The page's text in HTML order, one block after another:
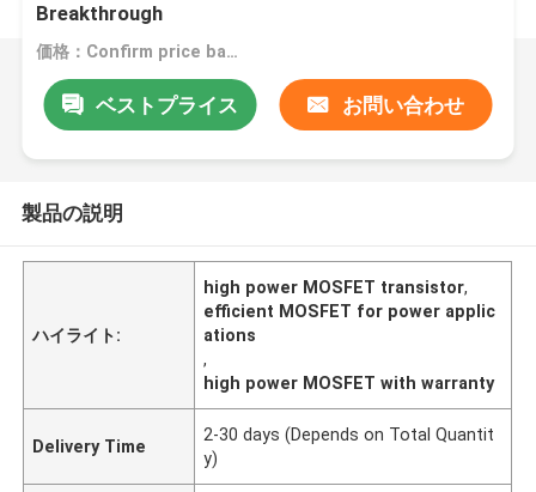
Breakthrough
価格：Confirm price based on product
ベストプライス お問い合わせ
製品の説明
ハイライト:
high power MOSFET transistor,
efficient MOSFET for power applic
ations
,
high power MOSFET with warranty
Delivery Time
2-30 days (Depends on Total Quantit
y)